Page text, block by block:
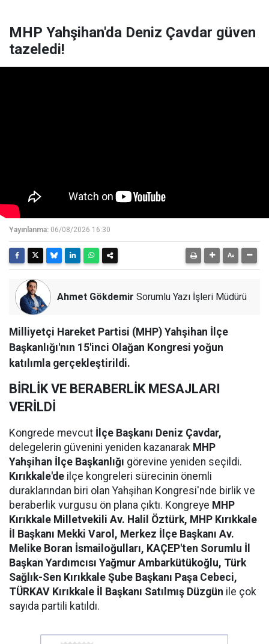
MHP Yahşihan'da Deniz Çavdar güven
tazeledi!
Yayınlanma: 06/08/2026 16:30
Ahmet Gökdemir Sorumlu Yazı İşleri Müdürü
Milliyetçi Hareket Partisi (MHP) Yahşihan İlçe
Başkanlığı'nın 15'inci Olağan Kongresi yoğun
katılımla gerçekleştirildi.
BİRLİK VE BERABERLİK MESAJLARI
VERİLDİ
Kongrede mevcut İlçe Başkanı Deniz Çavdar,
delegelerin güvenini yeniden kazanarak MHP
Yahşihan İlçe Başkanlığı görevine yeniden seçildi.
Kırıkkale'de ilçe kongreleri sürecinin önemli
duraklarından biri olan Yahşihan Kongresi'nde birlik ve
beraberlik vurgusu ön plana çıktı. Kongreye MHP
Kırıkkale Milletvekili Av. Halil Öztürk, MHP Kırıkkale
İl Başkanı Mekki Varol, Merkez İlçe Başkanı Av.
Melike Boran İsmailoğulları, KAÇEP'ten Sorumlu İl
Başkan Yardımcısı Yağmur Ambarkütükoğlu, Türk
Sağlık-Sen Kırıkkale Şube Başkanı Paşa Cebeci,
TÜRKAV Kırıkkale İl Başkanı Satılmış Düzgün ile çok
sayıda partili katıldı.